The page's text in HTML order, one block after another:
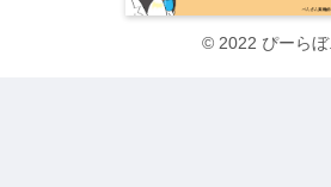
© 2022 ぴーらぼ.